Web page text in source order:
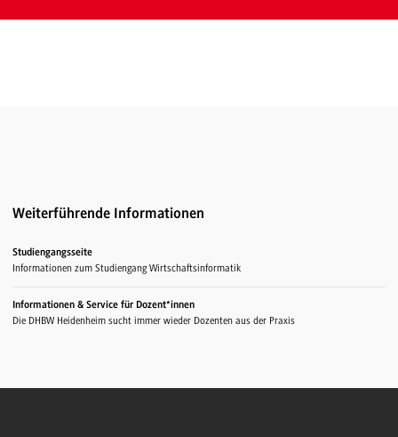
Weiterführende Informationen
Studiengangsseite
Informationen zum Studiengang Wirtschaftsinformatik
Informationen & Service für Dozent*innen
Die DHBW Heidenheim sucht immer wieder Dozenten aus der Praxis